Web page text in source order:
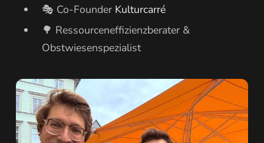
🎭 Co-Founder Kulturcarré
🌳 Ressourceneffizienzberater &
Obstwiesenspezialist